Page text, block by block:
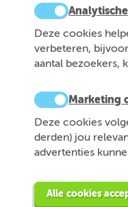
Deze cookies
verbeteren,
aantal bezoekers,
Marketing
Deze cookies
derden) jou
advertenties
Alle cookies